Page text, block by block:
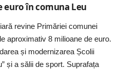
euro în comuna Leu
revine Primăriei comunei
aproximativ 8 milioane de euro.
și modernizarea Școlii
și a sălii de sport. Suprafața